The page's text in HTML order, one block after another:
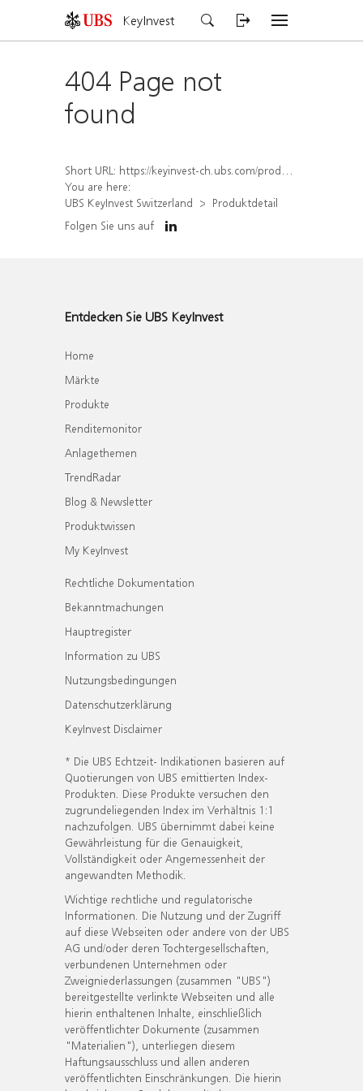
KeyInvest
404 Page not
found
Short URL: https://keyinvest-ch.ubs.com/produkt/detail/index/isin/CH1577912293
You are here:
UBS KeyInvest Switzerland
Produktdetail
Folgen Sie uns auf
Entdecken Sie UBS KeyInvest
Home
Märkte
Produkte
Renditemonitor
Anlagethemen
TrendRadar
Blog & Newsletter
Produktwissen
My KeyInvest
Rechtliche Dokumentation
Bekanntmachungen
Hauptregister
Information zu UBS
Nutzungsbedingungen
Datenschutzerklärung
KeyInvest Disclaimer
* Die UBS Echtzeit- Indikationen basieren auf
Quotierungen von UBS emittierten Index-
Produkten. Diese Produkte versuchen den
zugrundeliegenden Index im Verhältnis 1:1
nachzufolgen. UBS übernimmt dabei keine
Gewährleistung für die Genauigkeit,
Vollständigkeit oder Angemessenheit der
angewandten Methodik.
Wichtige rechtliche und regulatorische
Informationen. Die Nutzung und der Zugriff
auf diese Webseiten oder andere von der UBS
AG und/oder deren Tochtergesellschaften,
verbundenen Unternehmen oder
Zweigniederlassungen (zusammen "UBS")
bereitgestellte verlinkte Webseiten und alle
hierin enthaltenen Inhalte, einschließlich
veröffentlichter Dokumente (zusammen
"Materialien"), unterliegen diesem
Haftungsausschluss und allen anderen
veröffentlichten Einschränkungen. Die hierin